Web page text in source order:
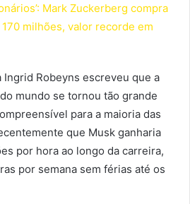
Mark Zuckerberg compra
milhões, valor recorde em
Robeyns escreveu que a
mundo se tornou tão grande
para a maioria das
que Musk ganharia
por hora ao longo da carreira,
por semana sem férias até os